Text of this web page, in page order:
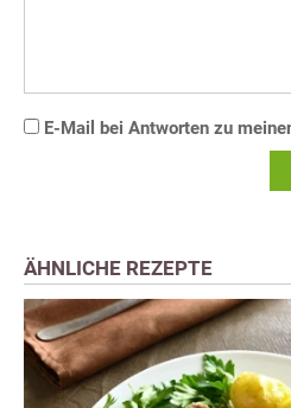
E-Mail bei Antworten zu
ÄHNLICHE REZEPTE